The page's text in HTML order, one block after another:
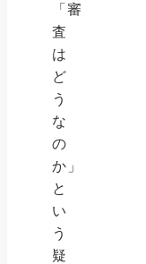
「審
査
は
ど
う
な
の
か」
と
い
う
疑